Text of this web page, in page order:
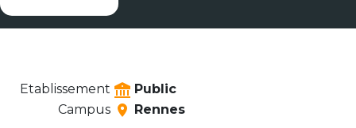
Etablissement
Public
Campus
Rennes